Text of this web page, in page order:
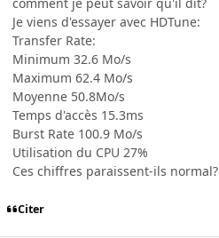
Je viens d'essayer avec HDTune:
Transfer Rate:
Minimum 32.6 Mo/s
Maximum 62.4 Mo/s
Moyenne 50.8Mo/s
Temps d'accès 15.3ms
Burst Rate 100.9 Mo/s
Utilisation du CPU 27%
Ces chiffres paraissent-ils normal?
Citer